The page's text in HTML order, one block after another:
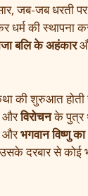
जब-जब धरती पर
धर्म की स्थापना
बलि के अहंकार
की शुरुआत
औरविरोचनके पुत्र
औरभगवान विष्णु
दरबार से कोई